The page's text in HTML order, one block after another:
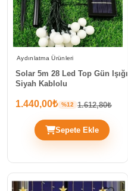
Aydınlatma Ürünleri
Solar 5m 28 Led Top Gün Işığı
Siyah Kablolu
1.440,00₺ %12 1.612,80₺
Sepete Ekle